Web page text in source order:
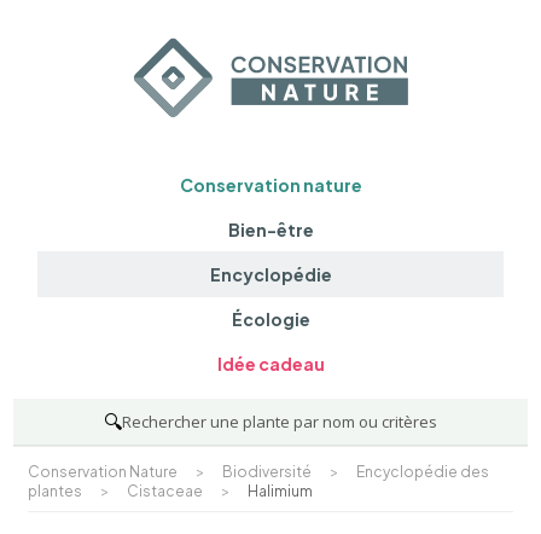
Conservation nature
Bien-être
Encyclopédie
Écologie
Idée cadeau
🔍Rechercher une plante par nom ou critères
Conservation Nature > Biodiversité >
Encyclopédie des
plantes
> Cistaceae > Halimium